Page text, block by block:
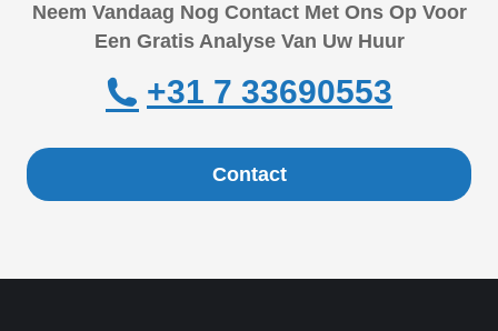
Neem Vandaag Nog Contact Met Ons Op Voor
Een Gratis Analyse Van Uw Huur
+31 7 33690553
Contact